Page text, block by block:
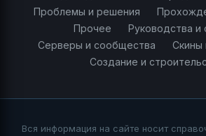
Проблемы и решения
Прочее
Руководства и
Серверы и сообщества
Скины
Создание и
Вся информация на сайте носит